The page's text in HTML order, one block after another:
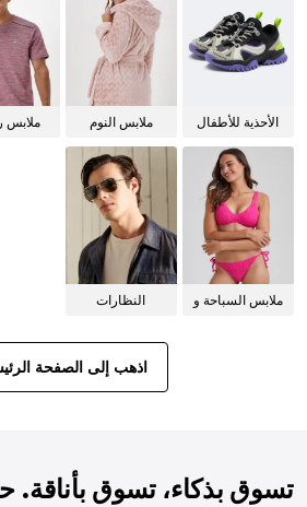
الأحذية للأطفال
ملابس النوم
ملابس
ملابس السباحة و
النظارات
اذهب إلى الصفحة
تسوق بذكاء، تسوق بأناقة.